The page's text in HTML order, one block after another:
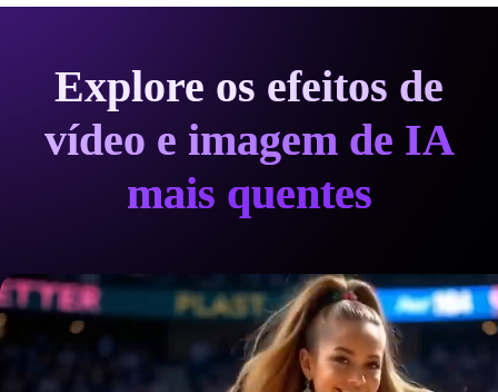
Explore os efeitos de
vídeo e imagem de IA
mais quentes